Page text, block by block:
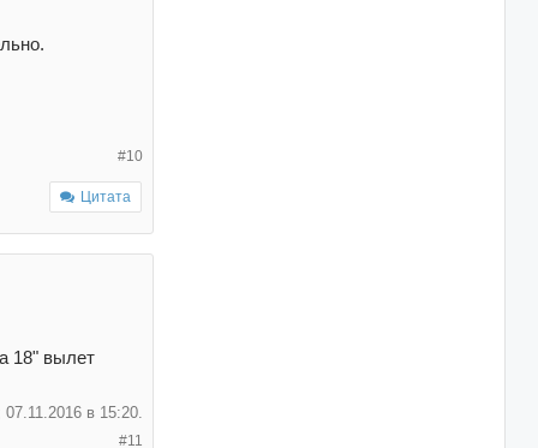
#10
Цитата
18" вылет
07.11.2016 в 15:20
#11